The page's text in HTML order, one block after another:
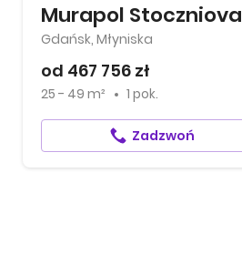
Murapol Stoczniova
Gdańsk, Młyniska
od 467 756 zł
25 - 49 m² 1 pok.
Zadzwoń